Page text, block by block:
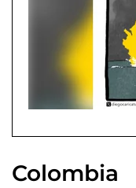
Colombia